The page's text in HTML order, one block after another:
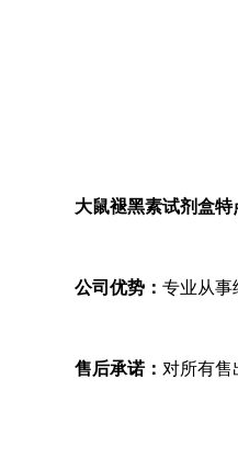
大鼠褪黑素试剂盒特
公司优势： 专业从事
售后承诺： 对所有售